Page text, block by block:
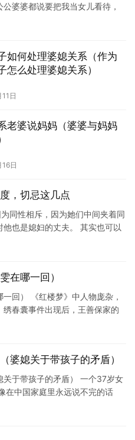
婆婆都说要把我当女儿看待，
如何处理婆媳关系（作为
怎么处理婆媳关系）
日
老婆说妈妈（婆婆与妈妈
日
，切忌这几点
同性相斥，因为她们中间夹着同
也是媳妇的丈夫。 其实也可以
在哪一回）
回） 《红楼梦》中人物庞杂，
春囊事件出现后，王善保家的
婆媳关于带孩子的矛盾）
于带孩子的矛盾） 一个37岁女
在中国家庭里永远说不完的话